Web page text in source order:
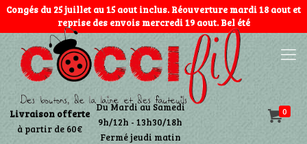
Congés du 25 juillet au 15 aout inclus. Réouverture mardi 18 aout et
reprise des envois mercredi 19 aout. Bel été
0
Livraison offerte
à partir de 60€
Du Mardi au Samedi
9h/12h - 13h30/18h
Fermé jeudi matin